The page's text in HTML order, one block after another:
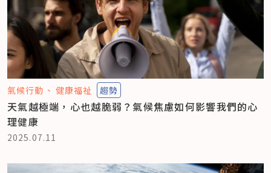
氣候行動 健康福祉 趨勢
天氣越極端，心也越脆弱？氣候焦慮如何影響我們的心
理健康
2025.07.11